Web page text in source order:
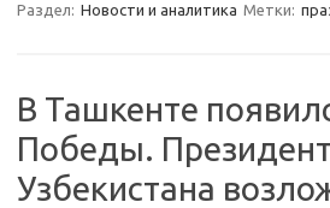
Раздел: Новости и аналитика Метки:
В Ташкенте
Победы. Президент
Узбекистана